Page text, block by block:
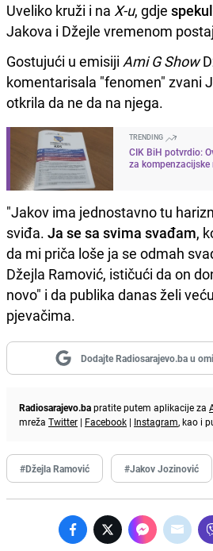
Uveliko kruži i na X-u, gdje
Jakova i Džejle vremenom
Gostujući u emisiji Ami G Show
komentarisala "fenomen" zvani
otkrila da ne da na njega.
TRENDING
CIK BiH potvrdio:
za
"Jakov ima jednostavno tu
sviđa. Ja se sa svima svađam,
da mi priča loše ja se odmah
Džejla Ramović, ističući da on
novo" i da publika danas želi
pjevačima.
Dodajte Radiosarajevo.ba u
Radiosarajevo.bapratite putem aplikacije za
mreža Twitter | Facebook | Instagram, kao i
#Džejla Ramović #Jakov Jozinović